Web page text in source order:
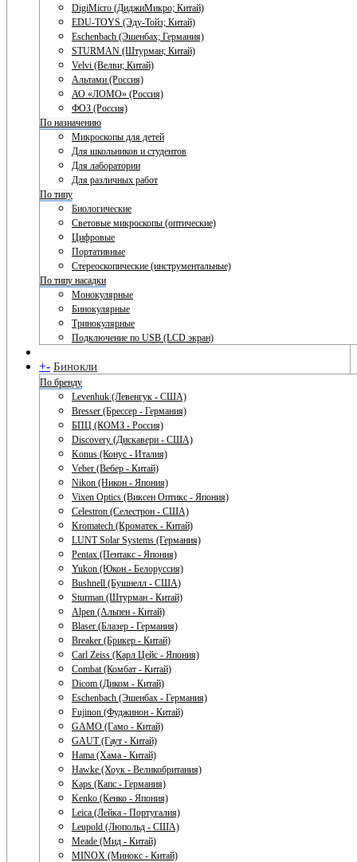
DigiMicro (ДиджиМикро; Китай)
EDU-TOYS (Эду-Тойз; Китай)
Eschenbach (Эшенбах; Германия)
STURMAN (Штурман; Китай)
Velvi (Велви; Китай)
Альтами (Россия)
АО «ЛОМО» (Россия)
ФОЗ (Россия)
По назначению
Микроскопы для детей
Для школьников и студентов
Для лаборатории
Для различных работ
По типу
Биологические
Световые микроскопы (оптические)
Цифровые
Портативные
Стереоскопические (инструментальные)
По типу насадки
Монокулярные
Бинокулярные
Тринокулярные
Подключение по USB (LCD экран)
+- Бинокли
По бренду
Levenhuk (Левенгук - США)
Bresser (Брессер - Германия)
БПЦ (КОМЗ - Россия)
Discovery (Дискавери - США)
Konus (Конус - Италия)
Veber (Вебер - Китай)
Nikon (Никон - Япония)
Vixen Optics (Виксен Оптикс - Япония)
Celestron (Селестрон - США)
Kromatech (Кроматек - Китай)
LUNT Solar Systems (Германия)
Pentax (Пентакс - Япония)
Yukon (Юкон - Белоруссия)
Bushnell (Бушнелл - США)
Sturman (Штурман - Китай)
Alpen (Альпен - Китай)
Blaser (Блазер - Германия)
Breaker (Брикер - Китай)
Carl Zeiss (Карл Цейс - Япония)
Combat (Комбат - Китай)
Dicom (Диком - Китай)
Eschenbach (Эшенбах - Германия)
Fujinon (Фуджинон - Китай)
GAMO (Гамо - Китай)
GAUT (Гаут - Китай)
Hama (Хама - Китай)
Hawke (Хоук - Великобритания)
Kaps (Капс - Германия)
Kenko (Кенко - Япония)
Leica (Лейка - Португалия)
Leupold (Люпольд - США)
Meade (Мид - Китай)
MINOX (Минокс - Китай)